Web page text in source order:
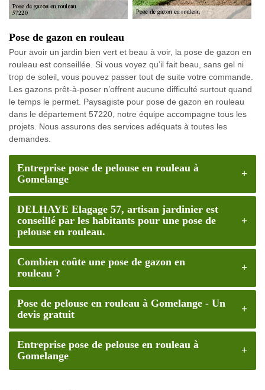
Pose de gazon en rouleau
Pour avoir un jardin bien vert et beau à voir, la pose de gazon en
rouleau est conseillée. Si vous voyez qu’il fait beau, sans gel ni
trop de soleil, vous pouvez passer tout de suite votre commande.
Les gazons prêt-à-poser n’offrent aucune difficulté surtout quand
le temps le permet. Paysagiste pour pose de gazon en rouleau
dans le département 57220, notre équipe accompagne tous les
projets. Nous assurons des services adéquats à toutes les
demandes.
Entreprise pose de pelouse en rouleau à
Gomelange
DELHAYE Elagage 57, artisan jardinier est
conseillé par les habitants pour une pose de
pelouse en rouleau.
Combien coûte une pose de gazon en
rouleau ?
Pose de pelouse en rouleau à Gomelange - Un
devis gratuit
Entreprise pose de pelouse en rouleau à
Gomelange